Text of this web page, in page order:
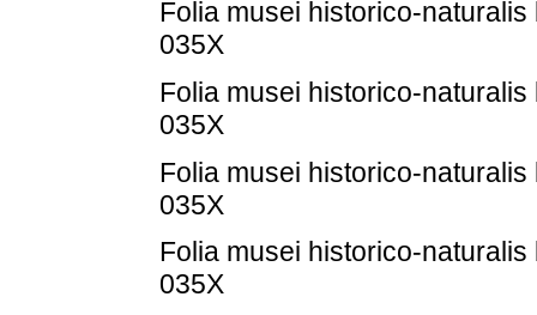
Folia musei historico-
035X
Folia musei historico-
035X
Folia musei historico-
035X
Folia musei historico-
035X